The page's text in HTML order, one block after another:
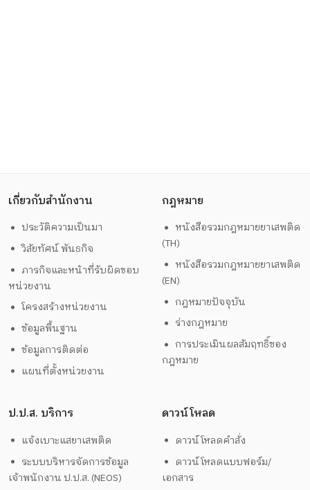
เกี่ยวกับสำนักงาน
ประวัติความเป็นมา
วิสัยทัศน์ พันธกิจ
ภารกิจและหน้าที่รับผิดชอบ
หน่วยงาน
โครงสร้างหน่วยงาน
ข้อมูลพื้นฐาน
ข้อมูลการติดต่อ
แผนที่ตั้งหน่วยงาน
กฎหมาย
หนังสือรวมกฎหมายยาเสพติด
(TH)
หนังสือรวมกฎหมายยาเสพติด
(EN)
กฎหมายปัจจุบัน
ร่างกฎหมาย
การประเมินผลสัมฤทธิ์ของ
กฎหมาย
ป.ป.ส. บริการ
แจ้งเบาะแสยาเสพติด
ระบบบริหารจัดการข้อมูล
เจ้าพนักงาน ป.ป.ส. (NEOS)
ดาวน์โหลด
ดาวน์โหลดคำสั่ง
ดาวน์โหลดแบบฟอร์ม/
เอกสาร